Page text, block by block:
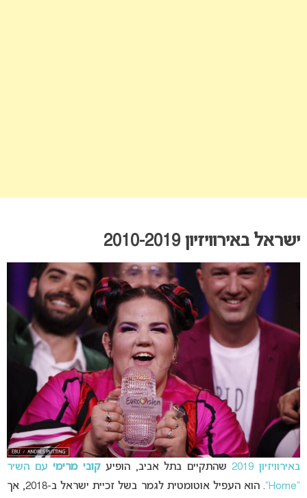
ישראל באירוויזיון 2010-2019
באירוויזיון 2019 שהתקיים בתל אביב, הופיעקובי מרימיעם השיר
“Home”
. הוא העפיל אוטומטית לגמר בשל זכיית ישראל ב-2018, אך